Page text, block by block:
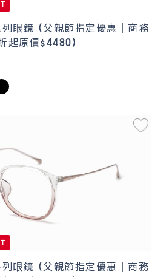
眼鏡 (父親節指定優惠｜商務
起原價$4480)
眼鏡 (父親節指定優惠｜商務